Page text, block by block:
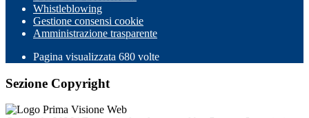
Whistleblowing
Gestione consensi cookie
Amministrazione trasparente
Pagina visualizzata 680 volte
Sezione Copyright